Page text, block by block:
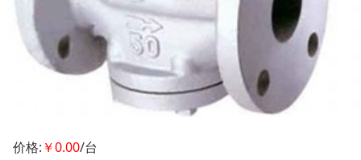
价格: ￥0.00/台